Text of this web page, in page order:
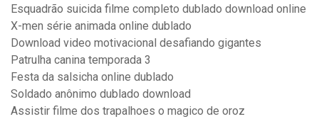
Esquadrão suicida filme completo dublado download online
X-men série animada online dublado
Download video motivacional desafiando gigantes
Patrulha canina temporada 3
Festa da salsicha online dublado
Soldado anônimo dublado download
Assistir filme dos trapalhoes o magico de oroz